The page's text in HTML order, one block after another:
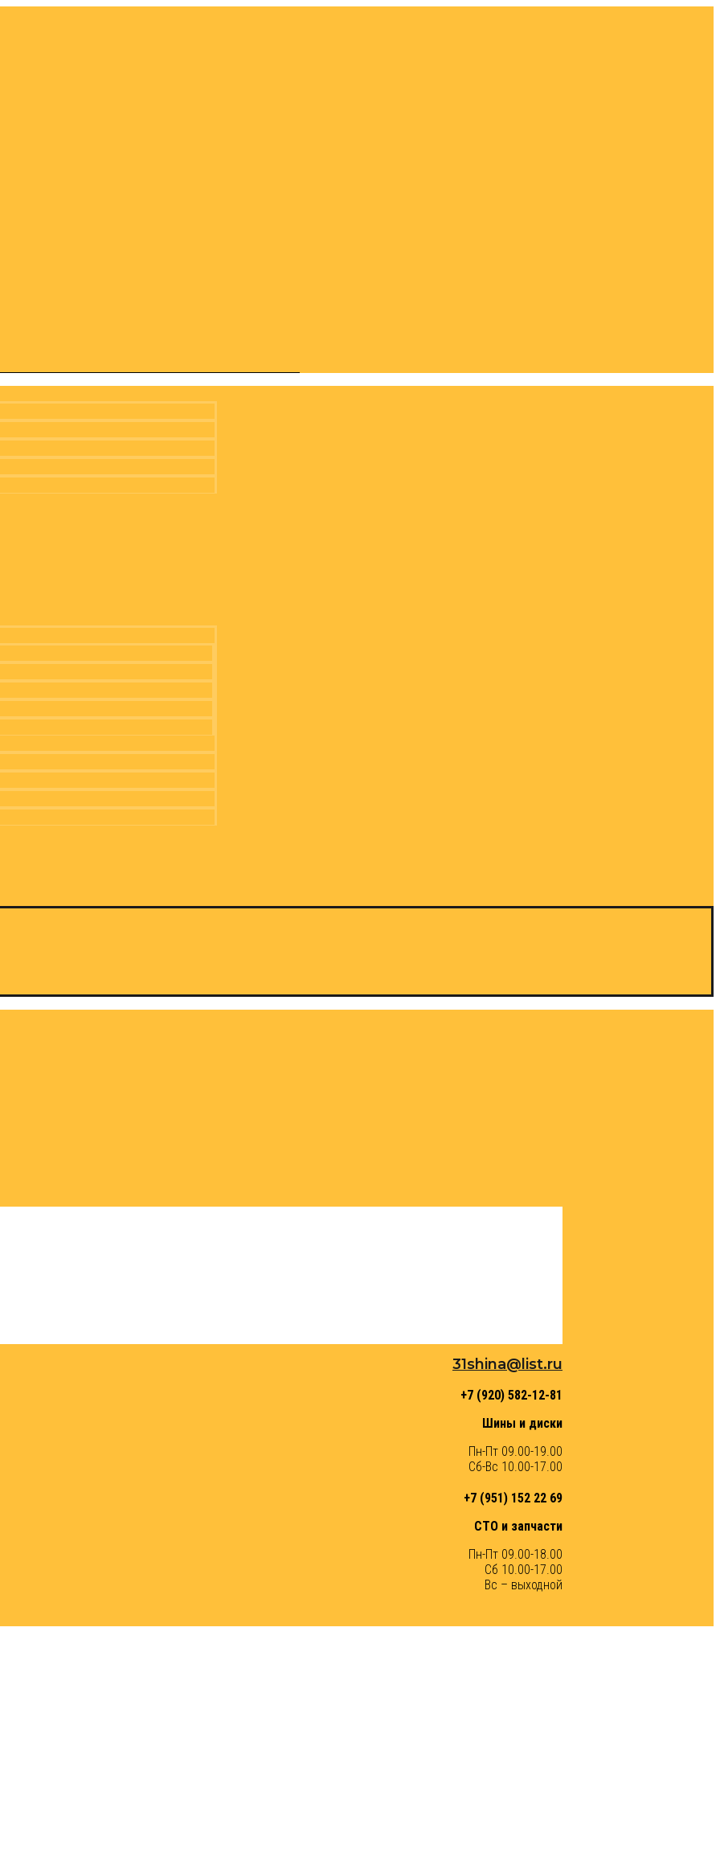
31shina@list.ru
+7 (920) 582-12-81
Шины и диски
Пн-Пт 09.00-19.00
Сб-Вс 10.00-17.00
+7 (951) 152 22 69
СТО и запчасти
Пн-Пт 09.00-18.00
Сб 10.00-17.00
Вс – выходной